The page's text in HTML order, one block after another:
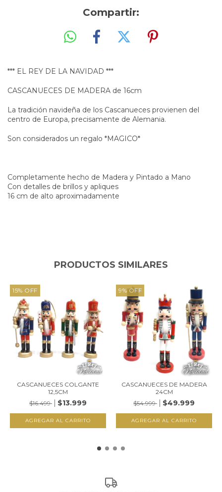
Compartir:
*** EL REY DE LA NAVIDAD ***
CASCANUECES DE MADERA de 16cm
La tradición navideña de los Cascanueces provienen del
centro de Europa, precisamente de Alemania.
Son considerados un regalo *MAGICO*
Completamente hecho de Madera y Pintado a Mano
Con detalles de brillos y apliques
16 cm de alto aproximadamente
PRODUCTOS SIMILARES
15% OFF
CASCANUECES COLGANTE
12,5CM
$16.499
$13.999
9%OFF
CASCANUECES DE MADERA
24CM
$54.999
$49.999